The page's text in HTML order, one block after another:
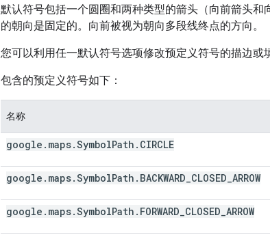
默认符号包括一个圆圈和两种类型的箭头（向前箭头
的朝向是固定的。向前被视为朝向多段线终点的方向。
您可以利用任一默认符号选项修改预定义符号的描边或
包含的预定义符号如下：
名称
google . maps.SymbolPath . CIRCLE
google . maps.SymbolPath . BACKWARD CLOSED ARROW
google . maps.SymbolPath . FORWARD CLOSED ARROW